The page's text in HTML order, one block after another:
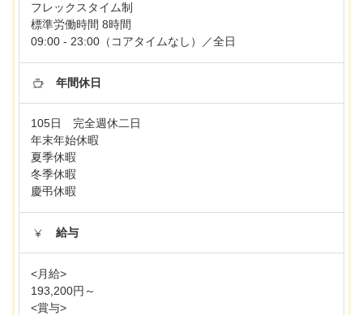
フレックスタイム制
標準労働時間 8時間
09:00 - 23:00（コアタイムなし）／全日
年間休日
105日 完全週休二日
年末年始休暇
夏季休暇
冬季休暇
慶弔休暇
給与
<月給>
193,200円～
<賞与>